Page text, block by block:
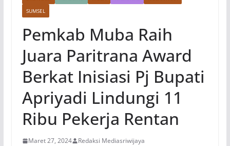
SUMSEL
Pemkab Muba Raih
Juara Paritrana Award
Berkat Inisiasi Pj Bupati
Apriyadi Lindungi 11
Ribu Pekerja Rentan
Maret 27, 2024 Redaksi Mediasriwijaya